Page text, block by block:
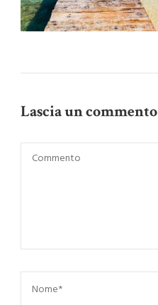
Lascia un commento